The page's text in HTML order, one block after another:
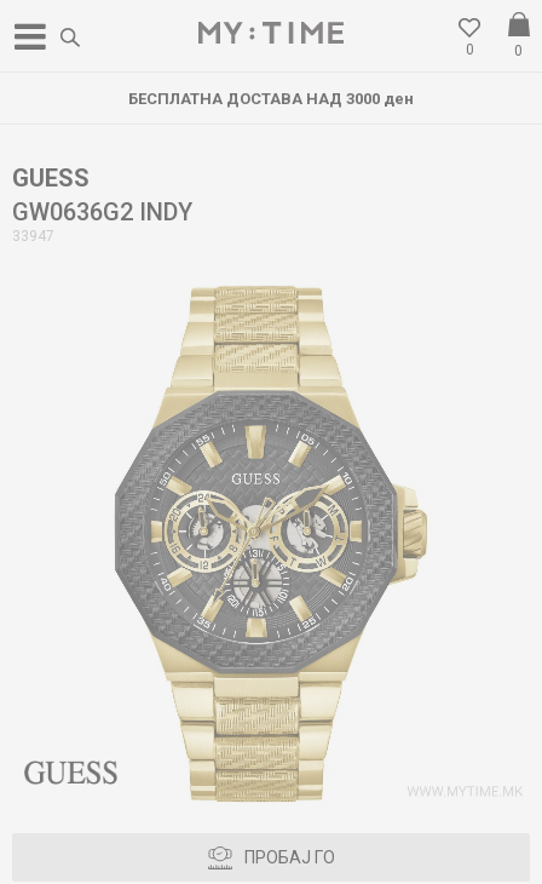
0
0
БЕСПЛАТНА ДОСТАВА НАД 3000 ден
GUESS
GW0636G2 INDY
33947
ПРОБАЈ ГО